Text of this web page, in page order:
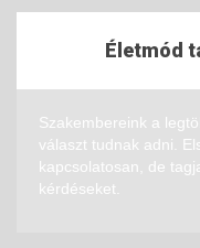
Életmód
Szakembereink a
választ tudnak adni.
kapcsolatosan, de
kérdéseket.